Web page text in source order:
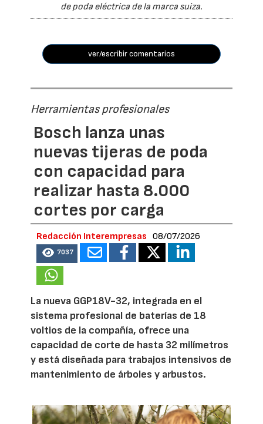
de poda eléctrica de la marca suiza.
ver/escribir comentarios
Herramientas profesionales
Bosch lanza unas
nuevas tijeras de poda
con capacidad para
realizar hasta 8.000
cortes por carga
Redacción Interempresas 08/07/2026
7037
La nueva GGP18V-32, integrada en el
sistema profesional de baterías de 18
voltios de la compañía, ofrece una
capacidad de corte de hasta 32 milímetros
y está diseñada para trabajos intensivos de
mantenimiento de árboles y arbustos.